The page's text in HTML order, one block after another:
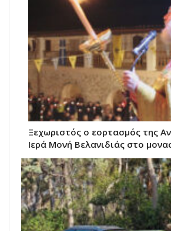
Ξεχωριστός ο εορτασμός της
Ιερά Μονή Βελανιδιάς στο